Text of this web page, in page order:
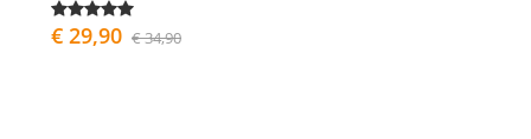
€ 29,90 € 34,90